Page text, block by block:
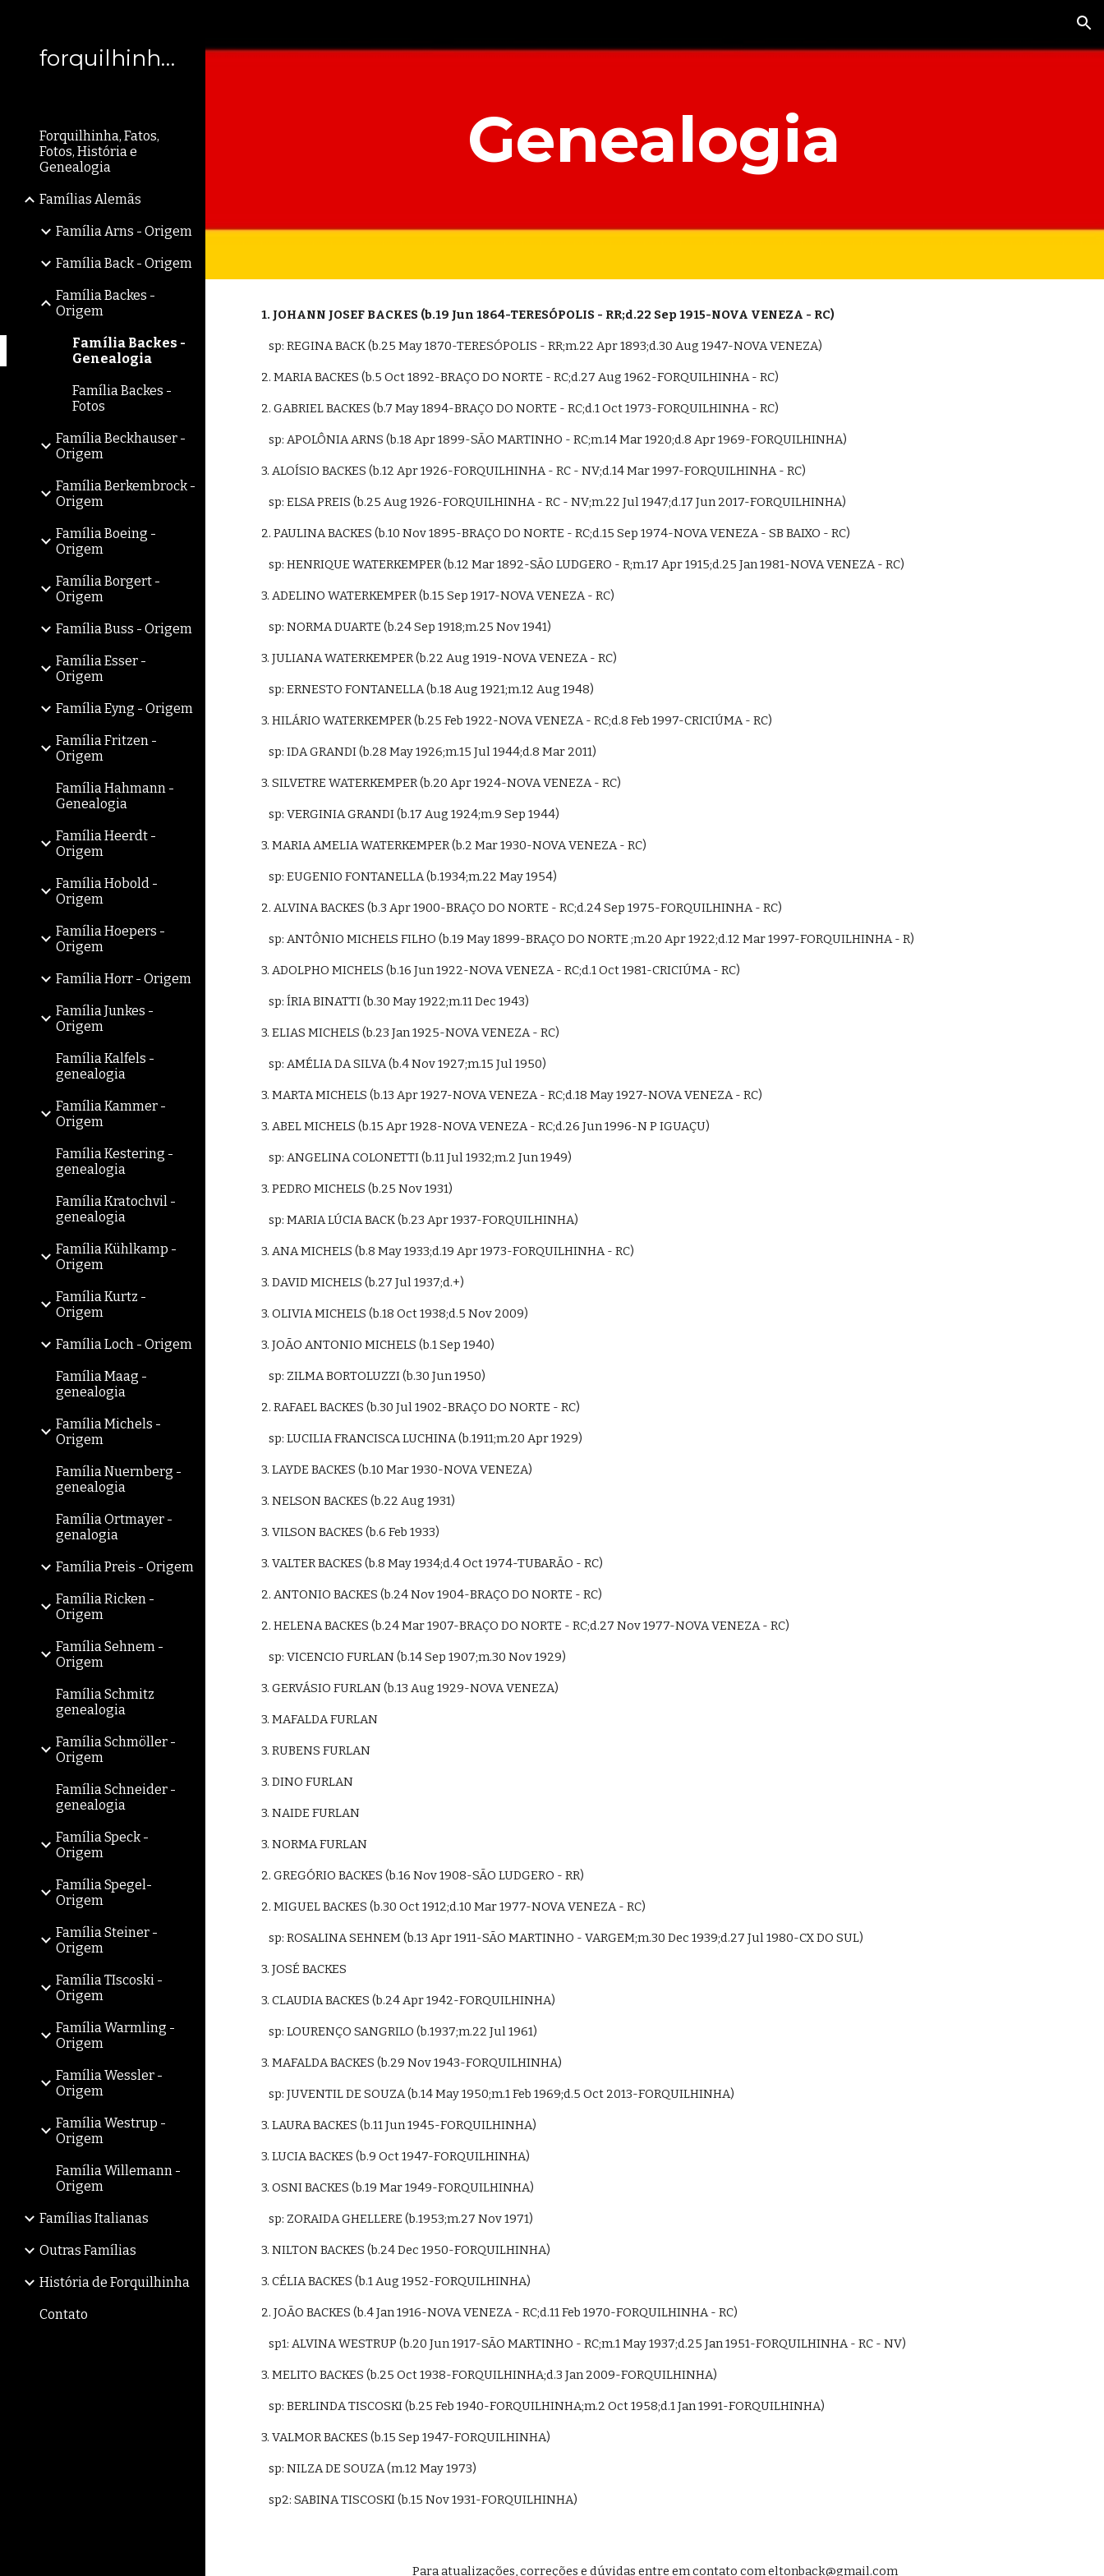
forquilhinhasc
Forquilhinha, Fatos,
Fotos, História e
Genealogia
Famílias Alemãs
Família Arns - Origem
Família Back - Origem
Família Backes -
Origem
Família Backes -
Genealogia
Família Backes -
Fotos
Família Beckhauser -
Origem
Família Berkembrock -
Origem
Família Boeing -
Origem
Família Borgert -
Origem
Família Buss - Origem
Família Esser -
Origem
Família Eyng - Origem
Família Fritzen -
Origem
Família Hahmann -
Genealogia
Família Heerdt -
Origem
Família Hobold -
Origem
Família Hoepers -
Origem
Família Horr - Origem
Família Junkes -
Origem
Família Kalfels -
genealogia
Família Kammer -
Origem
Família Kestering -
genealogia
Família Kratochvil -
genealogia
Família Kühlkamp -
Origem
Família Kurtz -
Origem
Família Loch - Origem
Família Maag -
genealogia
Família Michels -
Origem
Família Nuernberg -
genealogia
Família Ortmayer -
genalogia
Família Preis - Origem
Família Ricken -
Origem
Família Sehnem -
Origem
Família Schmitz
genealogia
Família Schmöller -
Origem
Família Schneider -
genealogia
Família Speck -
Origem
Família Spegel-
Origem
Família Steiner -
Origem
Família TIscoski -
Origem
Família Warmling -
Origem
Família Wessler -
Origem
Família Westrup -
Origem
Família Willemann -
Origem
Famílias Italianas
Outras Famílias
História de Forquilhinha
Contato
Genealogia
1. JOHANN JOSEF BACKES (b.19 Jun 1864-TERESÓPOLIS - RR;d.22 Sep 1915-NOVA VENEZA - RC)
   sp: REGINA BACK (b.25 May 1870-TERESÓPOLIS - RR;m.22 Apr 1893;d.30 Aug 1947-NOVA VENEZA)
2. MARIA BACKES (b.5 Oct 1892-BRAÇO DO NORTE - RC;d.27 Aug 1962-FORQUILHINHA - RC)
2. GABRIEL BACKES (b.7 May 1894-BRAÇO DO NORTE - RC;d.1 Oct 1973-FORQUILHINHA - RC)
   sp: APOLÔNIA ARNS (b.18 Apr 1899-SÃO MARTINHO - RC;m.14 Mar 1920;d.8 Apr 1969-FORQUILHINHA)
3. ALOÍSIO BACKES (b.12 Apr 1926-FORQUILHINHA - RC - NV;d.14 Mar 1997-FORQUILHINHA - RC)
   sp: ELSA PREIS (b.25 Aug 1926-FORQUILHINHA - RC - NV;m.22 Jul 1947;d.17 Jun 2017-FORQUILHINHA)
2. PAULINA BACKES (b.10 Nov 1895-BRAÇO DO NORTE - RC;d.15 Sep 1974-NOVA VENEZA - SB BAIXO - RC)
   sp: HENRIQUE WATERKEMPER (b.12 Mar 1892-SÃO LUDGERO - R;m.17 Apr 1915;d.25 Jan 1981-NOVA VENEZA - RC)
3. ADELINO WATERKEMPER (b.15 Sep 1917-NOVA VENEZA - RC)
   sp: NORMA DUARTE (b.24 Sep 1918;m.25 Nov 1941)
3. JULIANA WATERKEMPER (b.22 Aug 1919-NOVA VENEZA - RC)
   sp: ERNESTO FONTANELLA (b.18 Aug 1921;m.12 Aug 1948)
3. HILÁRIO WATERKEMPER (b.25 Feb 1922-NOVA VENEZA - RC;d.8 Feb 1997-CRICIÚMA - RC)
   sp: IDA GRANDI (b.28 May 1926;m.15 Jul 1944;d.8 Mar 2011)
3. SILVETRE WATERKEMPER (b.20 Apr 1924-NOVA VENEZA - RC)
   sp: VERGINIA GRANDI (b.17 Aug 1924;m.9 Sep 1944)
3. MARIA AMELIA WATERKEMPER (b.2 Mar 1930-NOVA VENEZA - RC)
   sp: EUGENIO FONTANELLA (b.1934;m.22 May 1954)
2. ALVINA BACKES (b.3 Apr 1900-BRAÇO DO NORTE - RC;d.24 Sep 1975-FORQUILHINHA - RC)
   sp: ANTÔNIO MICHELS FILHO (b.19 May 1899-BRAÇO DO NORTE ;m.20 Apr 1922;d.12 Mar 1997-FORQUILHINHA - R)
3. ADOLPHO MICHELS (b.16 Jun 1922-NOVA VENEZA - RC;d.1 Oct 1981-CRICIÚMA - RC)
   sp: ÍRIA BINATTI (b.30 May 1922;m.11 Dec 1943)
3. ELIAS MICHELS (b.23 Jan 1925-NOVA VENEZA - RC)
   sp: AMÉLIA DA SILVA (b.4 Nov 1927;m.15 Jul 1950)
3. MARTA MICHELS (b.13 Apr 1927-NOVA VENEZA - RC;d.18 May 1927-NOVA VENEZA - RC)
3. ABEL MICHELS (b.15 Apr 1928-NOVA VENEZA - RC;d.26 Jun 1996-N P IGUAÇU)
   sp: ANGELINA COLONETTI (b.11 Jul 1932;m.2 Jun 1949)
3. PEDRO MICHELS (b.25 Nov 1931)
   sp: MARIA LÚCIA BACK (b.23 Apr 1937-FORQUILHINHA)
3. ANA MICHELS (b.8 May 1933;d.19 Apr 1973-FORQUILHINHA - RC)
3. DAVID MICHELS (b.27 Jul 1937;d.+)
3. OLIVIA MICHELS (b.18 Oct 1938;d.5 Nov 2009)
3. JOÃO ANTONIO MICHELS (b.1 Sep 1940)
   sp: ZILMA BORTOLUZZI (b.30 Jun 1950)
2. RAFAEL BACKES (b.30 Jul 1902-BRAÇO DO NORTE - RC)
   sp: LUCILIA FRANCISCA LUCHINA (b.1911;m.20 Apr 1929)
3. LAYDE BACKES (b.10 Mar 1930-NOVA VENEZA)
3. NELSON BACKES (b.22 Aug 1931)
3. VILSON BACKES (b.6 Feb 1933)
3. VALTER BACKES (b.8 May 1934;d.4 Oct 1974-TUBARÃO - RC)
2. ANTONIO BACKES (b.24 Nov 1904-BRAÇO DO NORTE - RC)
2. HELENA BACKES (b.24 Mar 1907-BRAÇO DO NORTE - RC;d.27 Nov 1977-NOVA VENEZA - RC)
   sp: VICENCIO FURLAN (b.14 Sep 1907;m.30 Nov 1929)
3. GERVÁSIO FURLAN (b.13 Aug 1929-NOVA VENEZA)
3. MAFALDA FURLAN
3. RUBENS FURLAN
3. DINO FURLAN
3. NAIDE FURLAN
3. NORMA FURLAN
2. GREGÓRIO BACKES (b.16 Nov 1908-SÃO LUDGERO - RR)
2. MIGUEL BACKES (b.30 Oct 1912;d.10 Mar 1977-NOVA VENEZA - RC)
   sp: ROSALINA SEHNEM (b.13 Apr 1911-SÃO MARTINHO - VARGEM;m.30 Dec 1939;d.27 Jul 1980-CX DO SUL)
3. JOSÉ BACKES
3. CLAUDIA BACKES (b.24 Apr 1942-FORQUILHINHA)
   sp: LOURENÇO SANGRILO (b.1937;m.22 Jul 1961)
3. MAFALDA BACKES (b.29 Nov 1943-FORQUILHINHA)
   sp: JUVENTIL DE SOUZA (b.14 May 1950;m.1 Feb 1969;d.5 Oct 2013-FORQUILHINHA)
3. LAURA BACKES (b.11 Jun 1945-FORQUILHINHA)
3. LUCIA BACKES (b.9 Oct 1947-FORQUILHINHA)
3. OSNI BACKES (b.19 Mar 1949-FORQUILHINHA)
   sp: ZORAIDA GHELLERE (b.1953;m.27 Nov 1971)
3. NILTON BACKES (b.24 Dec 1950-FORQUILHINHA)
3. CÉLIA BACKES (b.1 Aug 1952-FORQUILHINHA)
2. JOÃO BACKES (b.4 Jan 1916-NOVA VENEZA - RC;d.11 Feb 1970-FORQUILHINHA - RC)
   sp1: ALVINA WESTRUP (b.20 Jun 1917-SÃO MARTINHO - RC;m.1 May 1937;d.25 Jan 1951-FORQUILHINHA - RC - NV)
3. MELITO BACKES (b.25 Oct 1938-FORQUILHINHA;d.3 Jan 2009-FORQUILHINHA)
   sp: BERLINDA TISCOSKI (b.25 Feb 1940-FORQUILHINHA;m.2 Oct 1958;d.1 Jan 1991-FORQUILHINHA)
3. VALMOR BACKES (b.15 Sep 1947-FORQUILHINHA)
   sp: NILZA DE SOUZA (m.12 May 1973)
   sp2: SABINA TISCOSKI (b.15 Nov 1931-FORQUILHINHA)
Para atualizações, correções e dúvidas entre em contato comeltonback@gmail.com